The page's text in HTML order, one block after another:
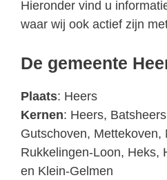
Hieronder vind u
waar wij ook actief zijn
De gemeente
Plaats: Heers
Kernen: Heers,
Gutschoven, Mettekoven,
Rukkelingen-Loon, Heks,
en Klein-Gelmen